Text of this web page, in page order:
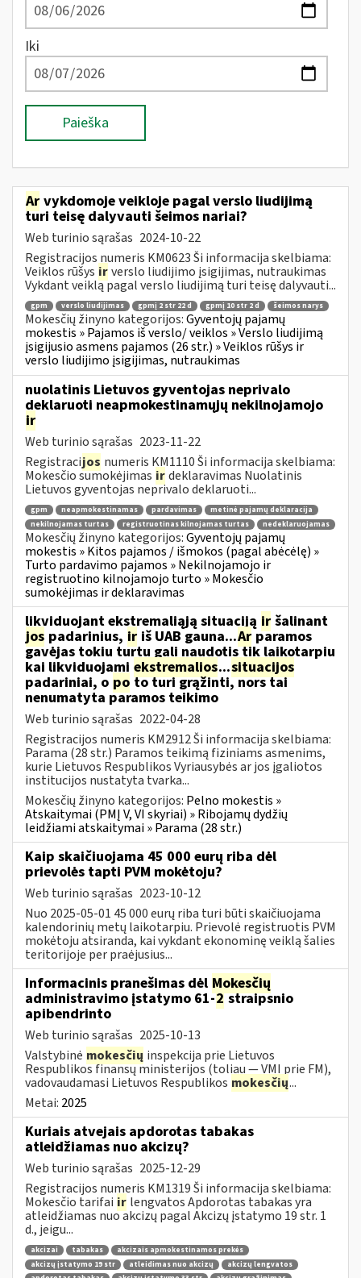
Iki
Paieška
Ar vykdomoje veikloje pagal verslo liudijimą
turi teisę dalyvauti šeimos nariai?
Web turinio sąrašas 2024-10-22
Registracijos numeris KM0623 Ši informacija skelbiama:
Veiklos rūšys irverslo liudijimo įsigijimas, nutraukimas
Vykdant veiklą pagal verslo liudijimą turi teisę dalyvauti...
gpm verslo liudijimas gpmį 2 str 22 d gpmį 10 str 2 d šeimos narys
Mokesčių žinyno kategorijos:Gyventojų pajamų
mokestis » Pajamos iš verslo/ veiklos » Verslo liudijimą
įsigijusio asmens pajamos (26 str.) » Veiklos rūšys ir
verslo liudijimo įsigijimas, nutraukimas
nuolatinis Lietuvos gyventojas neprivalo
deklaruoti neapmokestinamųjų nekilnojamojo
ir
Web turinio sąrašas 2023-11-22
Registracijos numeris KM1110 Ši informacija skelbiama:
Mokesčio sumokėjimas irdeklaravimas Nuolatinis
Lietuvos gyventojas neprivalo deklaruoti...
gpm neapmokestinamas pardavimas
metinė pajamų deklaracija
nekilnojamas turtas
registruotinas kilnojamas turtas nedeklaruojamas
Mokesčių žinyno kategorijos:Gyventojų pajamų
mokestis » Kitos pajamos / išmokos (pagal abėcėlę) »
Turto pardavimo pajamos » Nekilnojamojo ir
registruotino kilnojamojo turto » Mokesčio
sumokėjimas ir deklaravimas
likviduojant ekstremaliąją situaciją ir šalinant
jos padarinius, ir iš UAB gauna...Ar paramos
gavėjas tokiu turtu gali naudotis tik laikotarpiu
kai likviduojami ekstremalios...situacijos
padariniai, o po to turi grąžinti, nors tai
nenumatyta paramos teikimo
Web turinio sąrašas 2022-04-28
Registracijos numeris KM2912 Ši informacija skelbiama:
Parama (28 str.) Paramos teikimą fiziniams asmenims,
kurie Lietuvos Respublikos Vyriausybės ar jos įgaliotos
institucijos nustatyta tvarka...
Mokesčių žinyno kategorijos: Pelno mokestis »
Atskaitymai (PMĮ V, VI skyriai) » Ribojamų dydžių
leidžiami atskaitymai » Parama (28 str.)
Kaip skaičiuojama 45 000 eurų riba dėl
prievolės tapti PVM mokėtoju?
Web turinio sąrašas 2023-10-12
Nuo 2025-05-01 45 000 eurų riba turi būti skaičiuojama
kalendorinių metų laikotarpiu. Prievolė registruotis PVM
mokėtoju atsiranda, kai vykdant ekonominę veiklą šalies
teritorijoje per praėjusius...
Informacinis pranešimas dėl Mokesčių
administravimo įstatymo 61-2straipsnio
apibendrinto
Web turinio sąrašas 2025-10-13
Valstybinė mokesčių inspekcija prie Lietuvos
Respublikos finansų ministerijos (toliau — VMI prie FM),
vadovaudamasi Lietuvos Respublikos mokesčių...
Metai: 2025
Kuriais atvejais apdorotas tabakas
atleidžiamas nuo akcizų?
Web turinio sąrašas 2025-12-29
Registracijos numeris KM1319 Ši informacija skelbiama:
Mokesčio tarifai ir lengvatos Apdorotas tabakas yra
atleidžiamas nuo akcizų pagal Akcizų įstatymo 19 str. 1
d., jeigu...
akcizai tabakas
akcizais apmokestinamos prekės
akcizų įstatymo 19 str
atleidimas nuo akcizų
akcizų lengvatos